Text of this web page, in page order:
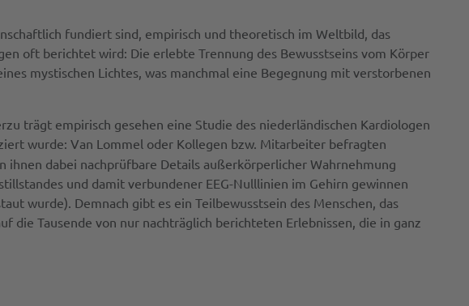
fundiert sind, empirisch und theoretisch im Weltbild, das
oft berichtet wird: Die erlebte Trennung des Bewusstseins vom Körper
mystischen Lichtes, was manchmal eine Begegnung mit verstorbenen
trägt empirisch gesehen eine Studie des niederländischen Kardiologen
wurde: Van Lommel oder Kollegen bzw. Mitarbeiter befragten
ihnen dabei nachprüfbare Details außerkörperlicher Wahrnehmung
und damit verbundener EEG-Nulllinien im Gehirn gewinnen
wurde). Demnach gibt es ein Teilbewusstsein des Menschen, das
die Tausende von nur nachträglich berichteten Erlebnissen, die in ganz